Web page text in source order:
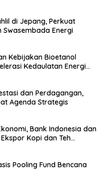
di Jepang, Perkuat
Swasembada Energi
Kebijakan Bioetanol
Kedaulatan Energi
dan Perdagangan,
Agenda Strategis
Bank Indonesia dan
Kopi dan Teh
Pooling Fund Bencana